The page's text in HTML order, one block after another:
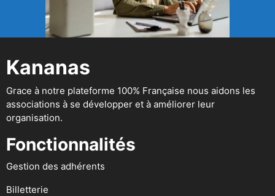
Kananas
Grace à notre plateforme 100% Française nous aidons les
associations à se développer et à améliorer leur
organisation.
Fonctionnalités
Gestion des adhérents
Billetterie